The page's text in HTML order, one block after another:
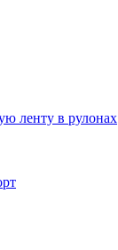
ленту в рулонах